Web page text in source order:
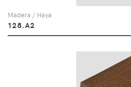
Madera / Haya
128.A2